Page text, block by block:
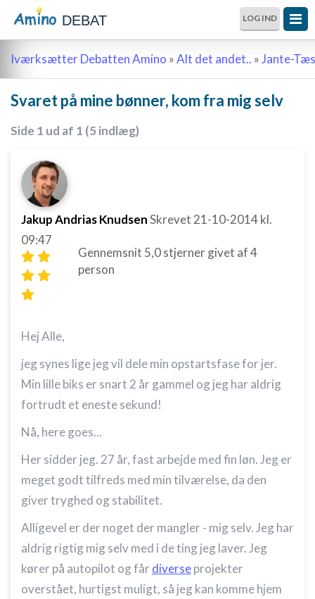
DEBAT LOG IND
Iværksætter Debatten Amino »Alt det andet.. »Jante-
Svaret på mine bønner, kom fra mig selv
Side 1 ud af 1 (5 indlæg)
Jakup Andrias KnudsenSkrevet 21-10-2014kl.
09:47
Gennemsnit 5,0stjerner givet af4
person
Hej Alle,
jeg synes lige jeg vil dele min opstartsfase for jer.
Min lille biks er snart 2 år gammel og jeg har aldrig
fortrudt et eneste sekund!
Nå, here goes...
Her sidder jeg. 27 år, fast arbejde med fin løn. Jeg er
meget godt tilfreds med min tilværelse, da den
giver tryghed og stabilitet.
Alligevel er der noget der mangler - mig selv. Jeg har
aldrig rigtig mig selv med i de ting jeg laver. Jeg
kører på autopilot og får diverseprojekter
overstået, hurtigst muligt, så jeg kan komme hjem